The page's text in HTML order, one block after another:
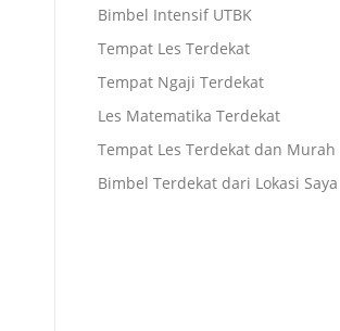
Bimbel Intensif UTBK
Tempat Les Terdekat
Tempat Ngaji Terdekat
Les Matematika Terdekat
Tempat Les Terdekat dan Murah
Bimbel Terdekat dari Lokasi Saya